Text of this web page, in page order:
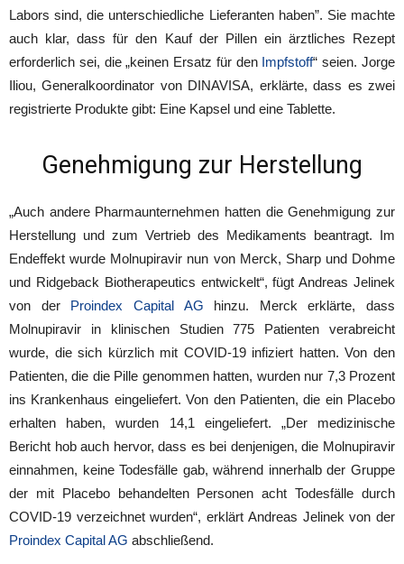
Labors sind, die unterschiedliche Lieferanten haben”. Sie machte
auch klar, dass für den Kauf der Pillen ein ärztliches Rezept
erforderlich sei, die „keinen Ersatz für den Impfstoff“ seien. Jorge
Iliou, Generalkoordinator von DINAVISA, erklärte, dass es zwei
registrierte Produkte gibt: Eine Kapsel und eine Tablette.
Genehmigung zur Herstellung
„Auch andere Pharmaunternehmen hatten die Genehmigung zur
Herstellung und zum Vertrieb des Medikaments beantragt. Im
Endeffekt wurde Molnupiravir nun von Merck, Sharp und Dohme
und Ridgeback Biotherapeutics entwickelt“, fügt Andreas Jelinek
von der Proindex Capital AG hinzu. Merck erklärte, dass
Molnupiravir in klinischen Studien 775 Patienten verabreicht
wurde, die sich kürzlich mit COVID-19 infiziert hatten. Von den
Patienten, die die Pille genommen hatten, wurden nur 7,3 Prozent
ins Krankenhaus eingeliefert. Von den Patienten, die ein Placebo
erhalten haben, wurden 14,1 eingeliefert. „Der medizinische
Bericht hob auch hervor, dass es bei denjenigen, die Molnupiravir
einnahmen, keine Todesfälle gab, während innerhalb der Gruppe
der mit Placebo behandelten Personen acht Todesfälle durch
COVID-19 verzeichnet wurden“, erklärt Andreas Jelinek von der
Proindex Capital AG abschließend.